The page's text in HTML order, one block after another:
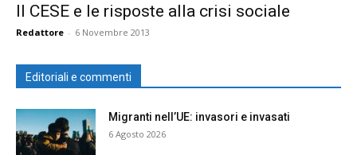
Il CESE e le risposte alla crisi sociale
Redattore - 6 Novembre 2013
Editoriali e commenti
Migranti nell’UE: invasori e invasati
6 Agosto 2026